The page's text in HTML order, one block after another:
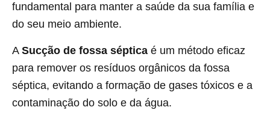
fundamental para manter a saúde da sua família e
do seu meio ambiente.
A Sucção de fossa séptica é um método eficaz
para remover os resíduos orgânicos da fossa
séptica, evitando a formação de gases tóxicos e a
contaminação do solo e da água.